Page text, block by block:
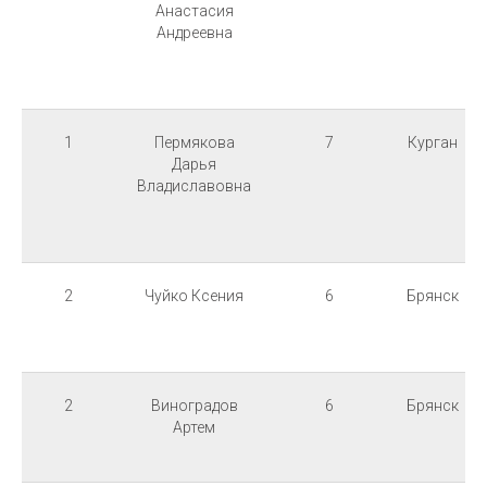
Анастасия
Андреевна
1
Пермякова
Дарья
Владиславовна
7 Курган
2 Чуйко Ксения 6 Брянск
2
Виноградов
Артем
6 Брянск